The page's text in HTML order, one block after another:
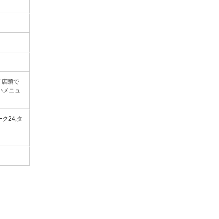
店頭で
メニュ
ク24,タ